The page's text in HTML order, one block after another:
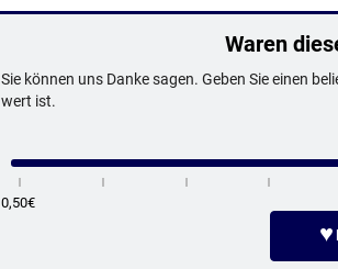
Waren
Sie können uns Danke sagen. Geben Sie einen
wert ist.
0,50€
♥